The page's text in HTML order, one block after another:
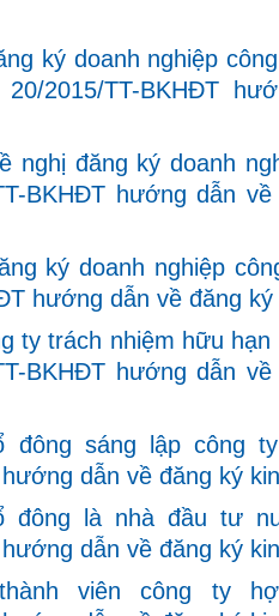
ký doanh nghiệp
2015/TT-BKHĐT
nghị đăng ký doanh
BKHĐT hướng dẫn
ký doanh nghiệp
hướng dẫn về đăng
ty trách nhiệm hữu
BKHĐT hướng dẫn
đông sáng lập công
dẫn về đăng ký
đông là nhà đầu tư
dẫn về đăng ký
viên công ty